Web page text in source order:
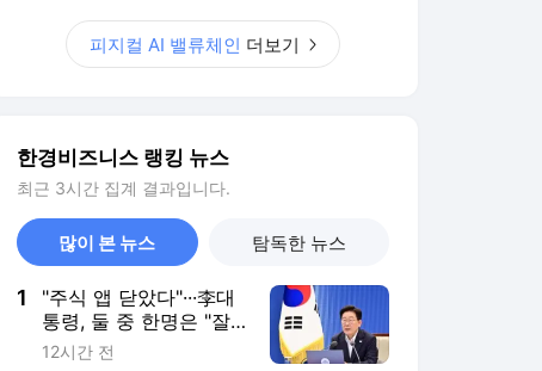
피지컬 AI 밸류체인 더보기
한경비즈니스 랭킹 뉴스
최근 3시간 집계 결과입니다.
많이 본 뉴스 탐독한 뉴스
1
"주식 앱 닫았다"···李대
통령, 둘 중 한명은 "잘
못하고 있다"
12시간 전